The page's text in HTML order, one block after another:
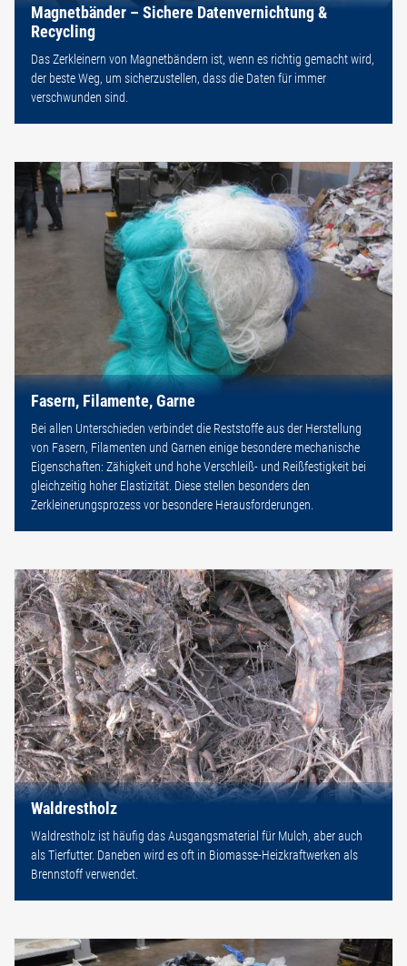
Magnetbänder – Sichere Datenvernichtung &
Recycling
Das Zerkleinern von Magnetbändern ist, wenn es richtig gemacht wird,
der beste Weg, um sicherzustellen, dass die Daten für immer
verschwunden sind.
Fasern, Filamente, Garne
Bei allen Unterschieden verbindet die Reststoffe aus der Herstellung
von Fasern, Filamenten und Garnen einige besondere mechanische
Eigenschaften: Zähigkeit und hohe Verschleiß- und Reißfestigkeit bei
gleichzeitig hoher Elastizität. Diese stellen besonders den
Zerkleinerungsprozess vor besondere Herausforderungen.
Waldrestholz
Waldrestholz ist häufig das Ausgangsmaterial für Mulch, aber auch
als Tierfutter. Daneben wird es oft in Biomasse-Heizkraftwerken als
Brennstoff verwendet.